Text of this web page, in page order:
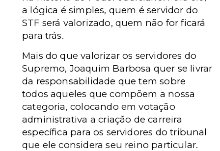
a lógica é simples, quem é servidor do
STF será valorizado, quem não for ficará
para trás.
Mais do que valorizar os servidores do
Supremo, Joaquim Barbosa quer se livrar
da responsabilidade que tem sobre
todos aqueles que compõem a nossa
categoria, colocando em votação
administrativa a criação de carreira
específica para os servidores do tribunal
que ele considera seu reino particular.